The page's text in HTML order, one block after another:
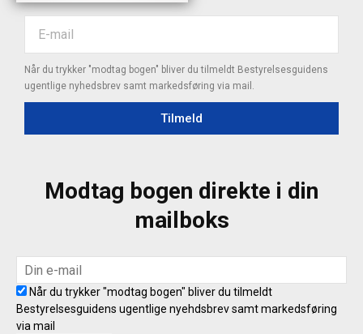
Når du trykker "modtag bogen" bliver du tilmeldt Bestyrelsesguidens
ugentlige nyhedsbrev samt markedsføring via mail.
Tilmeld
Modtag bogen direkte i din
mailboks
Når du trykker "modtag bogen" bliver du tilmeldt
Bestyrelsesguidens ugentlige nyehdsbrev samt markedsføring
via mail